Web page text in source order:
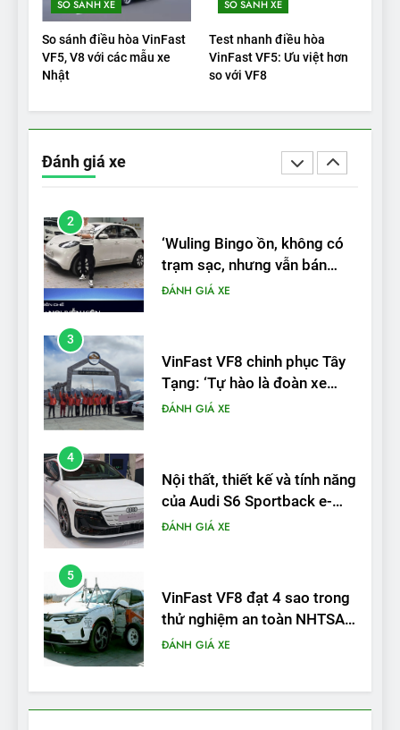
SO SÁNH XE
So sánh điều hòa VinFast
VF5, V8 với các mẫu xe
Nhật
SO SÁNH XE
Test nhanh điều hòa
VinFast VF5: Ưu việt hơn
so với VF8
Đánh giá xe
Xe tốt nhất để mua năm
2025: Green Car Reports
nêu tên 5 người vào chung
kết – Mỹ
ĐÁNH GIÁ XE
‘Wuling Bingo ồn, không có
trạm sạc, nhưng vẫn bán
được nếu biết cách’
3
VinFast VF8 chinh phục Tây
Tạng: ‘Tự hào là đoàn xe
điện Việt Nam đầu tiên lăn
ĐÁNH GIÁ XE
4
Nội thất, thiết kế và tính năng
của Audi S6 Sportback e-
tron
ĐÁNH GIÁ XE
5
VinFast VF8 đạt 4 sao trong
thử nghiệm an toàn NHTSA
tại Mỹ
ĐÁNH GIÁ XE
6
Hệ thống treo đa điểm –
trang bị “đáng từng xu” trên
VinFast VF 6
ĐÁNH GIÁ XE
7
Lái thử VF6: Khách hàng